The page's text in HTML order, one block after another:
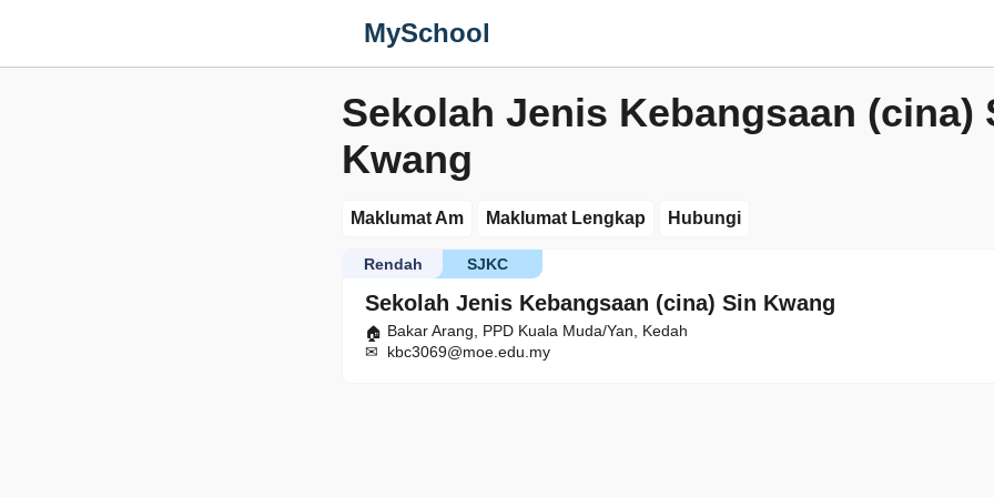
MySchool
Sekolah Jenis Kebangsaan (cina)
Kwang
Maklumat Am Maklumat Lengkap Hubungi
Sekolah Jenis Kebangsaan (cina) Sin Kwang
SJKC
Rendah
Bakar Arang, PPD Kuala Muda/Yan, Kedah
kbc3069@moe.edu.my